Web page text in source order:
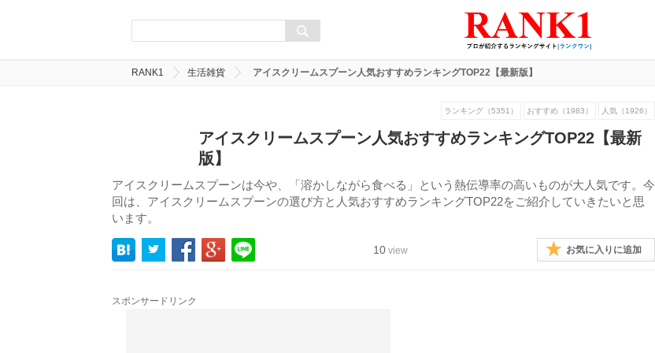
RANK1 生活雑貨 アイスクリームスプーン人気おすすめランキングTOP22【最新版】
ランキング（5351） おすすめ（1983） 人気（1926）
アイスクリームスプーン人気おすすめランキングTOP22【最新
版】
アイスクリームスプーンは今や、「溶かしながら食べる」という熱伝導率の高いものが大人気です。今
回は、アイスクリームスプーンの選び方と人気おすすめランキングTOP22をご紹介していきたいと思
います。
10 view お気に入りに追加
スポンサードリンク